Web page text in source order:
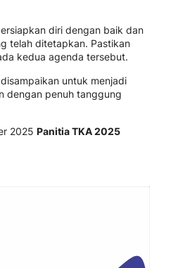
diri dengan baik dan
telah ditetapkan. Pastikan
kedua agenda tersebut.
untuk menjadi
dengan penuh tanggung
2025 Panitia TKA 2025